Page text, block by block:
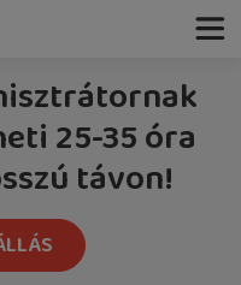
25-35 óra
távon!